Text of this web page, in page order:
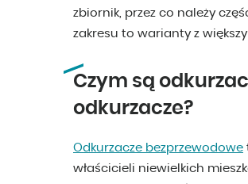
zbiornik, przez co należy
zakresu to warianty z
Czym są
odkurzacze?
Odkurzacze bezprzewodowe
właścicieli niewielkich